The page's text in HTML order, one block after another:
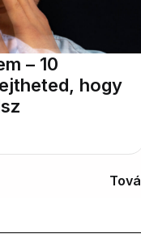
– 10
hogy